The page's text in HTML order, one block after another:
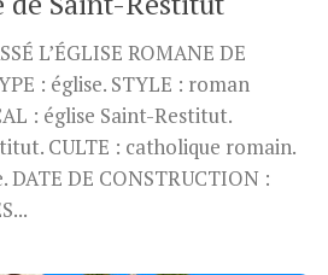
L’ÉGLISE ROMANE DE
: église. STYLE : roman
: église Saint-Restitut.
CULTE : catholique romain.
DATE DE CONSTRUCTION :